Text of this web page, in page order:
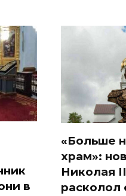
в
«Больше
храм»:
Николая
расколол